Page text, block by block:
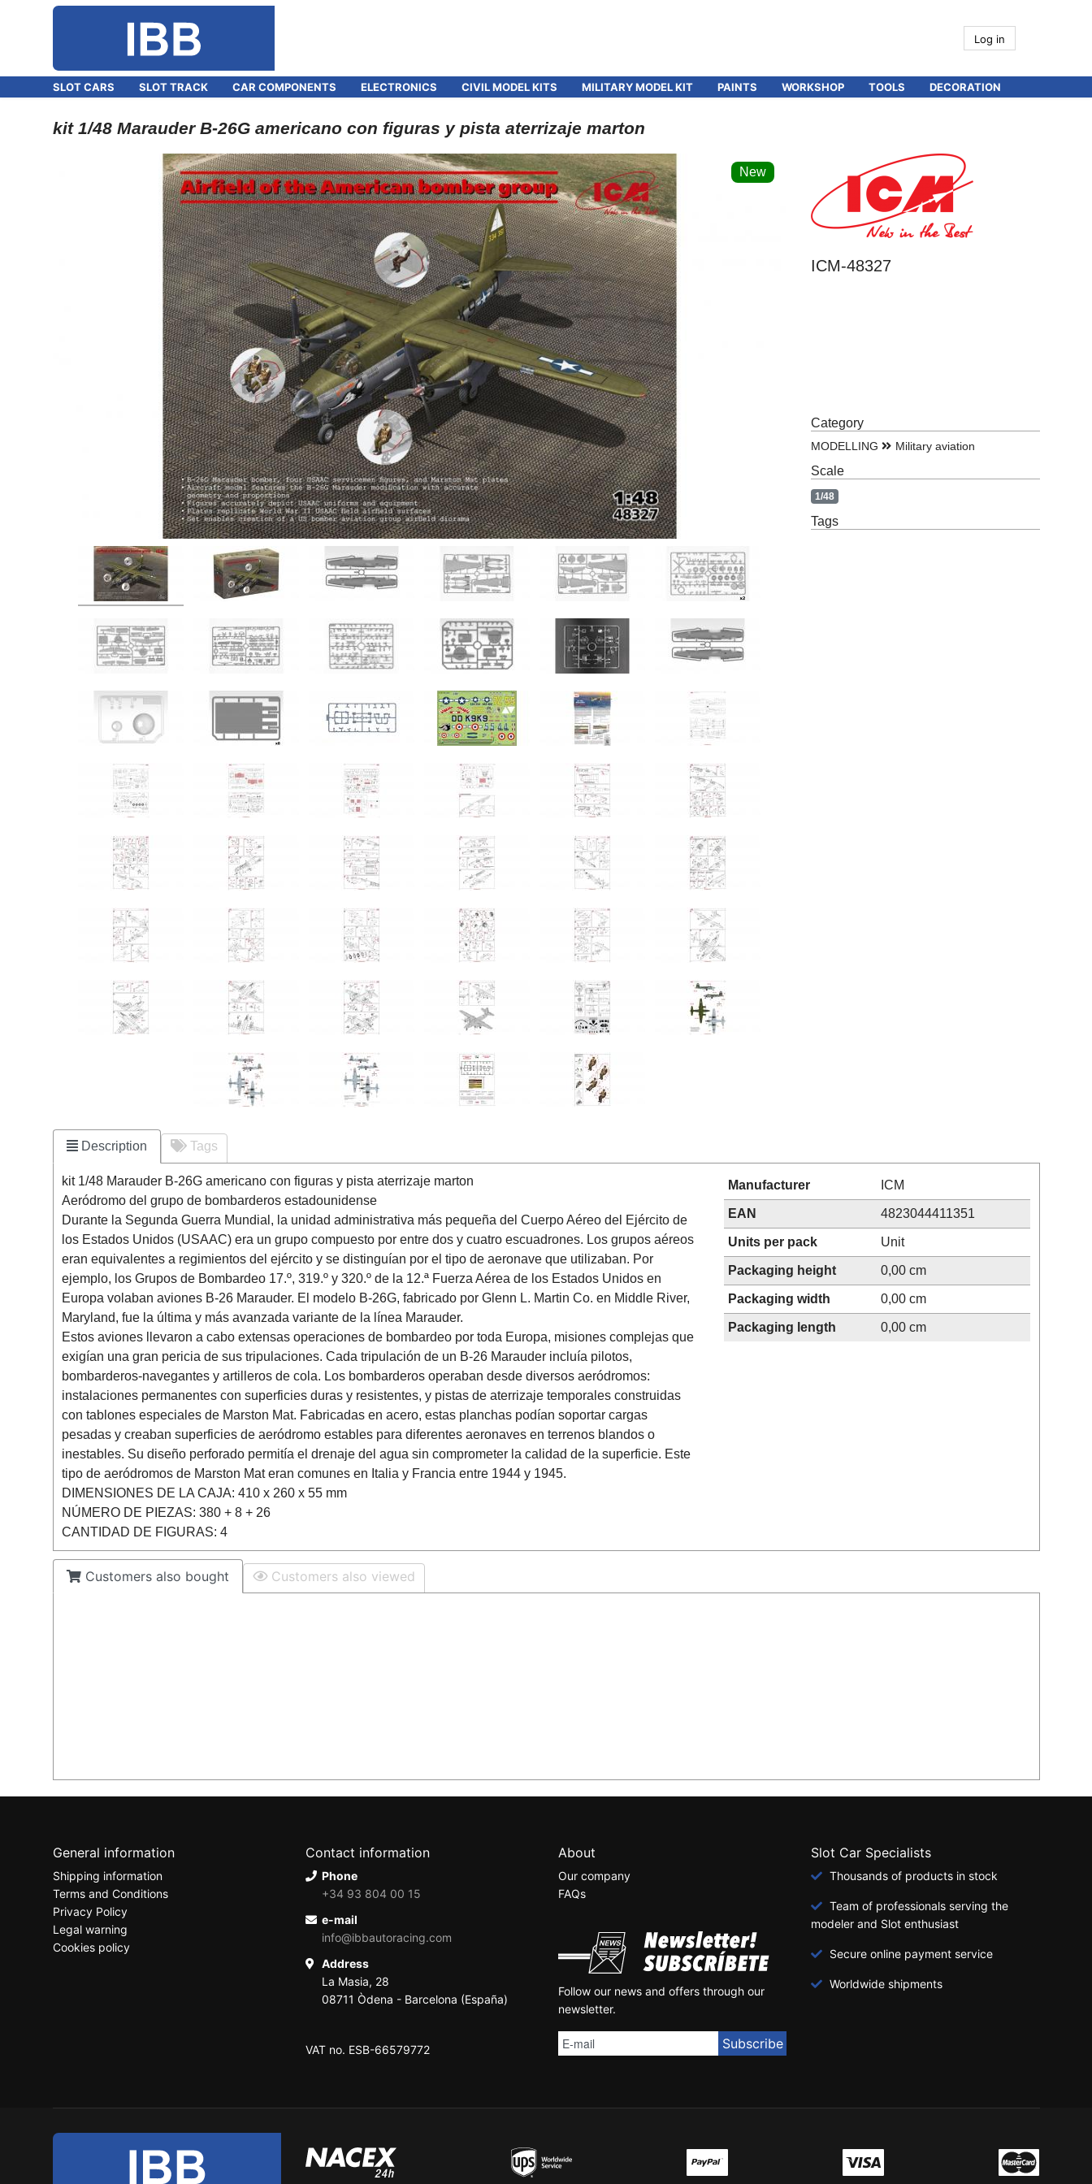
Log in
SLOT CARS SLOT TRACK CAR COMPONENTS ELECTRONICS CIVIL MODEL KITS MILITARY MODEL KIT PAINTS WORKSHOP TOOLS DECORATION
kit 1/48 Marauder B-26G americano con figuras y pista aterrizaje marton
New
ICM-48327
Category
MODELLING Military aviation
Scale
1/48
Tags
Description Tags
kit 1/48 Marauder B-26G americano con figuras y pista aterrizaje marton
Aeródromo del grupo de bombarderos estadounidense
Durante la Segunda Guerra Mundial, la unidad administrativa más pequeña del Cuerpo Aéreo del Ejército de
los Estados Unidos (USAAC) era un grupo compuesto por entre dos y cuatro escuadrones. Los grupos aéreos
eran equivalentes a regimientos del ejército y se distinguían por el tipo de aeronave que utilizaban. Por
ejemplo, los Grupos de Bombardeo 17.º, 319.º y 320.º de la 12.ª Fuerza Aérea de los Estados Unidos en
Europa volaban aviones B-26 Marauder. El modelo B-26G, fabricado por Glenn L. Martin Co. en Middle River,
Maryland, fue la última y más avanzada variante de la línea Marauder.
Estos aviones llevaron a cabo extensas operaciones de bombardeo por toda Europa, misiones complejas que
exigían una gran pericia de sus tripulaciones. Cada tripulación de un B-26 Marauder incluía pilotos,
bombarderos-navegantes y artilleros de cola. Los bombarderos operaban desde diversos aeródromos:
instalaciones permanentes con superficies duras y resistentes, y pistas de aterrizaje temporales construidas
con tablones especiales de Marston Mat. Fabricadas en acero, estas planchas podían soportar cargas
pesadas y creaban superficies de aeródromo estables para diferentes aeronaves en terrenos blandos o
inestables. Su diseño perforado permitía el drenaje del agua sin comprometer la calidad de la superficie. Este
tipo de aeródromos de Marston Mat eran comunes en Italia y Francia entre 1944 y 1945.
DIMENSIONES DE LA CAJA: 410 x 260 x 55 mm
NÚMERO DE PIEZAS: 380 + 8 + 26
CANTIDAD DE FIGURAS: 4
Manufacturer ICM
EAN 4823044411351
Units per pack Unit
Packaging height 0,00 cm
Packaging width 0,00 cm
Packaging length 0,00 cm
Customers also bought Customers also viewed
General information
Shipping information
Terms and Conditions
Privacy Policy
Legal warning
Cookies policy
Contact information
Phone
+34 93 804 00 15
e-mail
info@ibbautoracing.com
Address
La Masia, 28
08711 Òdena - Barcelona (España)
VAT no. ESB-66579772
About
Our company
FAQs
Follow our news and offers through our
newsletter.
Slot Car Specialists
Thousands of products in stock
Team of professionals serving the
modeler and Slot enthusiast
Secure online payment service
Worldwide shipments